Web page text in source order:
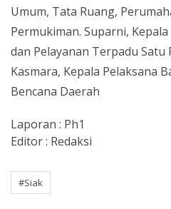
Umum, Tata Ruang,
Permukiman. Suparni,
dan Pelayanan Terpadu
Kasmara, Kepala Pelaksana
Bencana Daerah
Laporan : Ph1
Editor : Redaksi
#Siak